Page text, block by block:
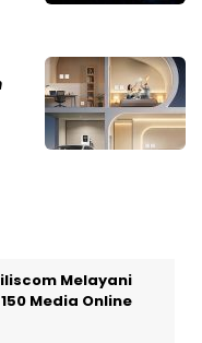
Melayani
Media Online